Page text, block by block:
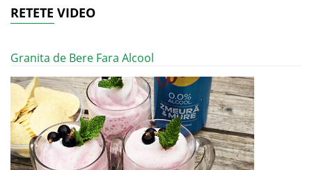
RETETE VIDEO
Granita de Bere Fara Alcool